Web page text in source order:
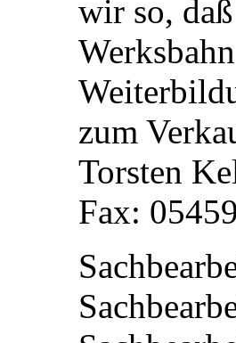
wir so,
zum
Torsten
Fax: